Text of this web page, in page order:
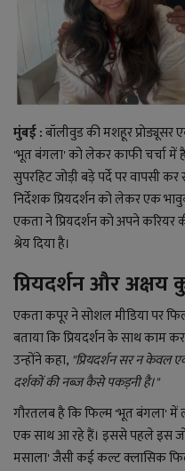
राजनीति
बिजनेस
मनोरंजन
ज्ञान विज्ञान
करिअर
वाद विवाद
संपादकीय
धर्म
लाइफ स्टाइल
जोक्स
मुंबई :बॉलीवुड की मशहूर
'भूत बंगला' को लेकर काफी चर्चा में
सुपरहिट जोड़ी बड़े पर्दे पर वापसी
निर्देशक प्रियदर्शन को लेकर एक
एकता ने प्रियदर्शन को अपने
श्रेय दिया है।
प्रियदर्शन और अक्षय
एकता कपूर ने सोशल मीडिया पर
बताया कि प्रियदर्शन के साथ काम
उन्होंने कहा, "प्रियदर्शन सर न केवल
दर्शकों की नब्ज कैसे पकड़नी है।"
गौरतलब है कि फिल्म 'भूत बंगला' में
एक साथ आ रहे हैं। इससे पहले इस
मसाला' जैसी कई कल्ट क्लासिक